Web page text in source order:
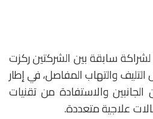
لشراكة سابقة بين الشركتين ركزت
والتهاب المفاصل، في إطار
الجانبين والاستفادة من تقنيات
علاجية متعددة.